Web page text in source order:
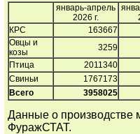
январь-апрель
2026 г.
КРС
163667
Овцы и
козы
3259
Птица
2011340
Свиньи
1767173
Всего
3958025
Данные о производстве
ФуражСТАТ.